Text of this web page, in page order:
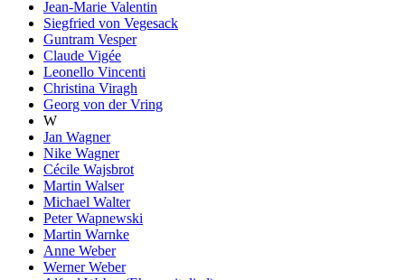
Jean-Marie Valentin
Siegfried von Vegesack
Guntram Vesper
Claude Vigée
Leonello Vincenti
Christina Viragh
Georg von der Vring
W
Jan Wagner
Nike Wagner
Cécile Wajsbrot
Martin Walser
Michael Walter
Peter Wapnewski
Martin Warnke
Anne Weber
Werner Weber